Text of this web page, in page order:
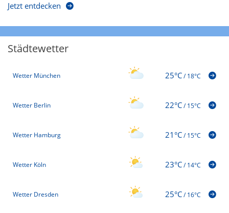
Jetzt entdecken
Städtewetter
Wetter München 25°C/18°C
Wetter Berlin 22°C/15°C
Wetter Hamburg 21°C/15°C
Wetter Köln 23°C/14°C
Wetter Dresden 25°C/16°C